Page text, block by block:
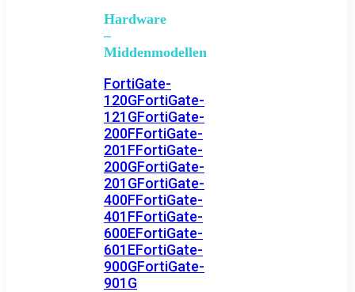
Hardware
–
Middenmodellen
FortiGate-
120GFortiGate-
121GFortiGate-
200FFortiGate-
201FFortiGate-
200GFortiGate-
201GFortiGate-
400FFortiGate-
401FFortiGate-
600EFortiGate-
601EFortiGate-
900GFortiGate-
901G